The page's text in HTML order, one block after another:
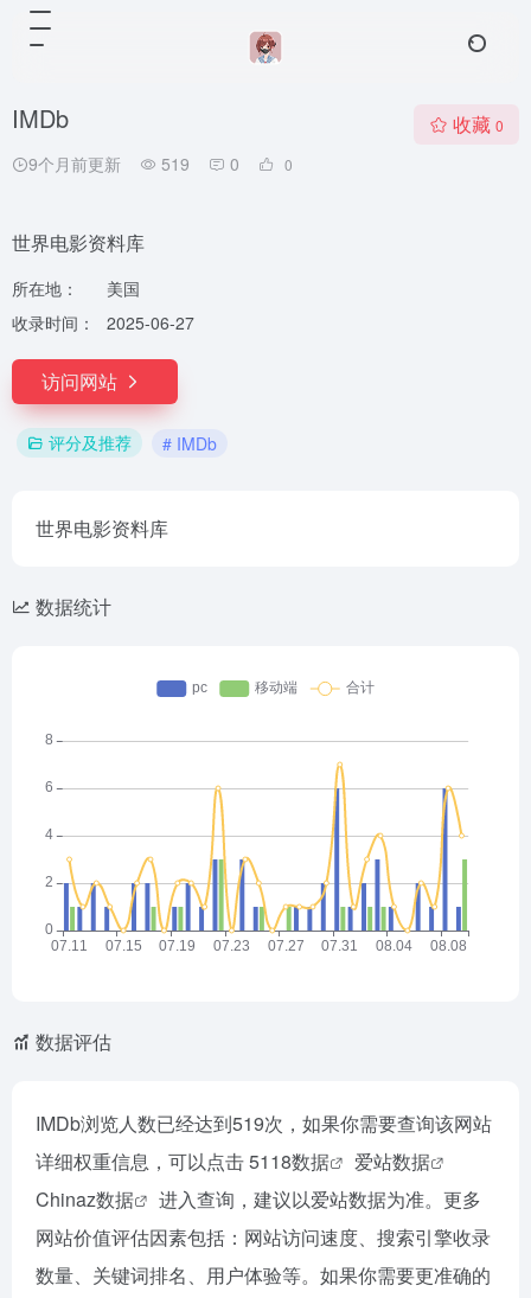
IMDb
9个月前更新 519 0 0
收藏 0
世界电影资料库
所在地：
美国
收录时间：
2025-06-27
访问网站
评分及推荐 # IMDb
世界电影资料库
数据统计
数据评估
IMDb浏览人数已经达到519次，如果你需要查询该网站
详细权重信息，可以点击5118数据
爱站数据
Chinaz数据
进入查询，建议以爱站数据为准。更多
网站价值评估因素包括：网站访问速度、搜索引擎收录
数量、关键词排名、用户体验等。如果你需要更准确的